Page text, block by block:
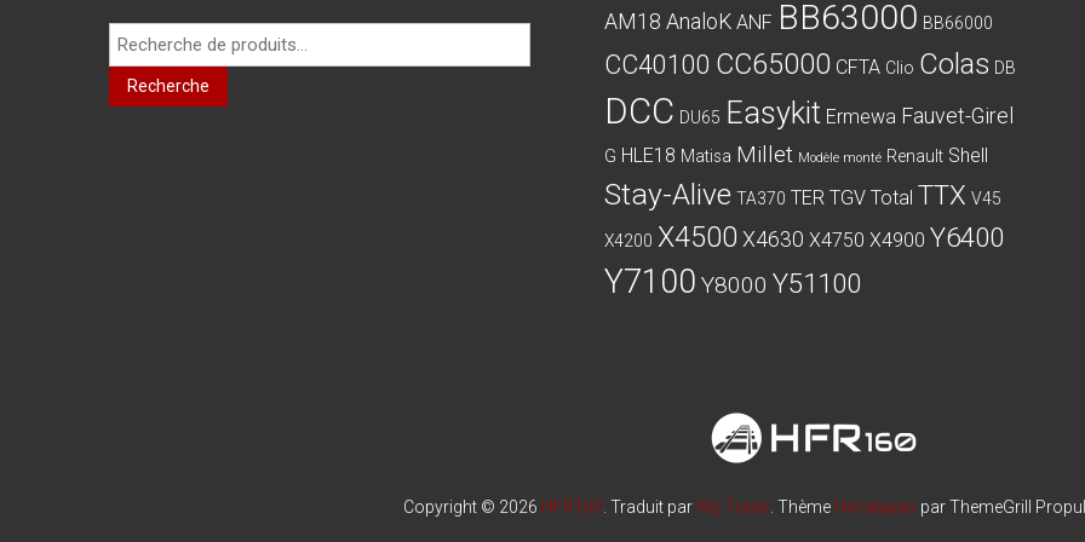
Recherche
pour :
Recherche
AM18 AnaloK ANF BB63000 BB66000
CC40100 CC65000 CFTA Clio Colas DB
DCC DU65 Easykit Ermewa Fauvet-Girel
G HLE18 Matisa Millet Modèle monté Renault Shell
Stay-Alive TA370 TER TGV Total TTX V45
X4200 X4500 X4630 X4750 X4900 Y6400
Y7100 Y8000 Y51100
Copyright © 2026 HFR160 . Traduit parWp Trads . Thème Himalayas par ThemeGrill